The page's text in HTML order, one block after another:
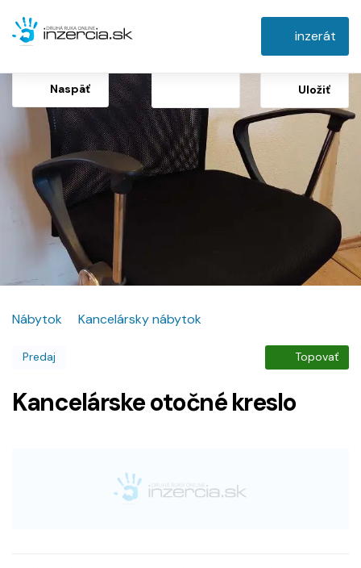
inzerát
Naspäť Uložiť
Nábytok Kancelársky nábytok
Predaj Topovať
Kancelárske otočné kreslo